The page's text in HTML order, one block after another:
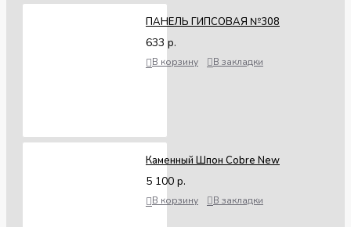
ПАНЕЛЬ ГИПСОВАЯ №308
633 р.
В корзину В закладки
Каменный Шпон Cobre New
5 100 р.
В корзину В закладки